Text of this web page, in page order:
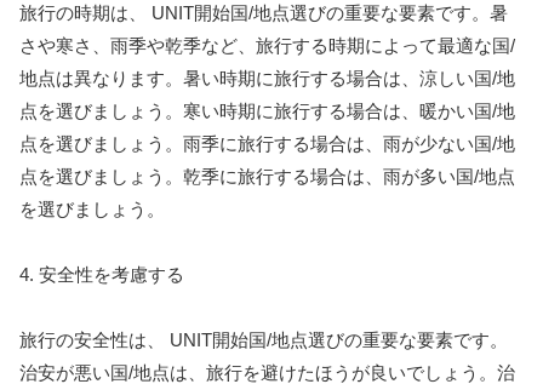
旅行の時期は、 UNIT開始国/地点選びの重要な要素です。暑
さや寒さ、雨季や乾季など、旅行する時期によって最適な国/
地点は異なります。暑い時期に旅行する場合は、涼しい国/地
点を選びましょう。寒い時期に旅行する場合は、暖かい国/地
点を選びましょう。雨季に旅行する場合は、雨が少ない国/地
点を選びましょう。乾季に旅行する場合は、雨が多い国/地点
を選びましょう。
4. 安全性を考慮する
旅行の安全性は、 UNIT開始国/地点選びの重要な要素です。
治安が悪い国/地点は、旅行を避けたほうが良いでしょう。治